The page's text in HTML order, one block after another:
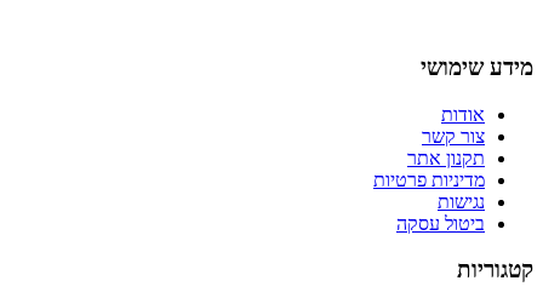
מידע שימושי
אודות
צור קשר
תקנון אתר
מדיניות פרטיות
נגישות
ביטול עסקה
קטגוריות